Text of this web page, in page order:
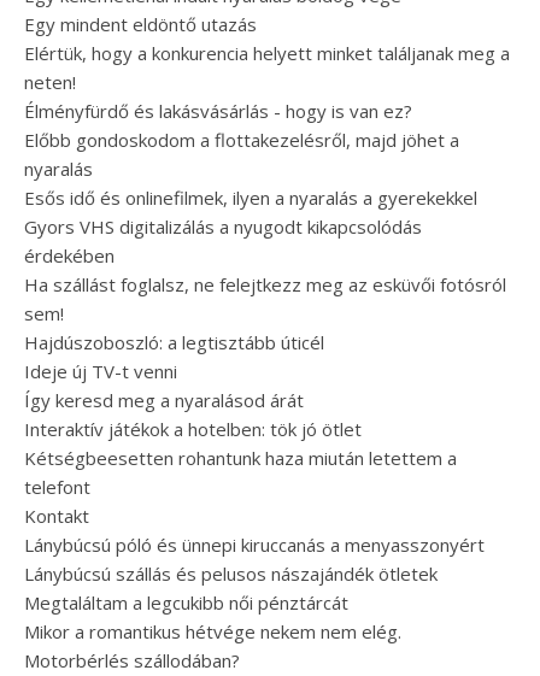
Egy mindent eldöntő utazás
Elértük, hogy a konkurencia helyett minket találjanak meg a
neten!
Élményfürdő és lakásvásárlás - hogy is van ez?
Előbb gondoskodom a flottakezelésről, majd jöhet a
nyaralás
Esős idő és onlinefilmek, ilyen a nyaralás a gyerekekkel
Gyors VHS digitalizálás a nyugodt kikapcsolódás
érdekében
Ha szállást foglalsz, ne felejtkezz meg az esküvői fotósról
sem!
Hajdúszoboszló: a legtisztább úticél
Ideje új TV-t venni
Így keresd meg a nyaralásod árát
Interaktív játékok a hotelben: tök jó ötlet
Kétségbeesetten rohantunk haza miután letettem a
telefont
Kontakt
Lánybúcsú póló és ünnepi kiruccanás a menyasszonyért
Lánybúcsú szállás és pelusos nászajándék ötletek
Megtaláltam a legcukibb női pénztárcát
Mikor a romantikus hétvége nekem nem elég.
Motorbérlés szállodában?